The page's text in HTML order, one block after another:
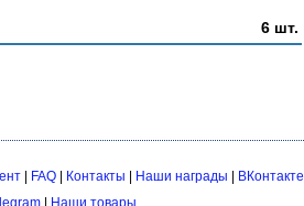
6 шт.
| FAQ| Контакты Наши награды
ВКонтакте
Наши товары